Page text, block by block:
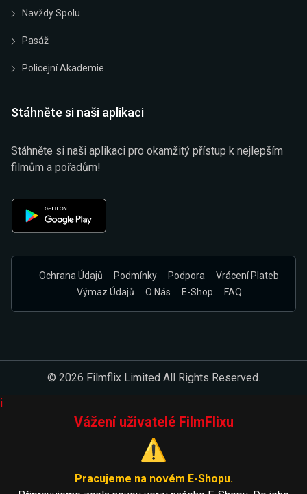
Navždy Spolu
Pasáž
Policejní Akademie
Stáhněte si naši aplikaci
Stáhněte si naši aplikaci pro okamžitý přístup k nejlepším
filmům a pořadům!
Ochrana Údajů Podmínky Podpora
Vrácení Plateb
Výmaz Údajů
O Nás E-Shop FAQ
© 2026 Filmflix Limited All Rights Reserved.
i
Vážení uživatelé FilmFlixu
⚠️
Pracujeme na novém E-Shopu.